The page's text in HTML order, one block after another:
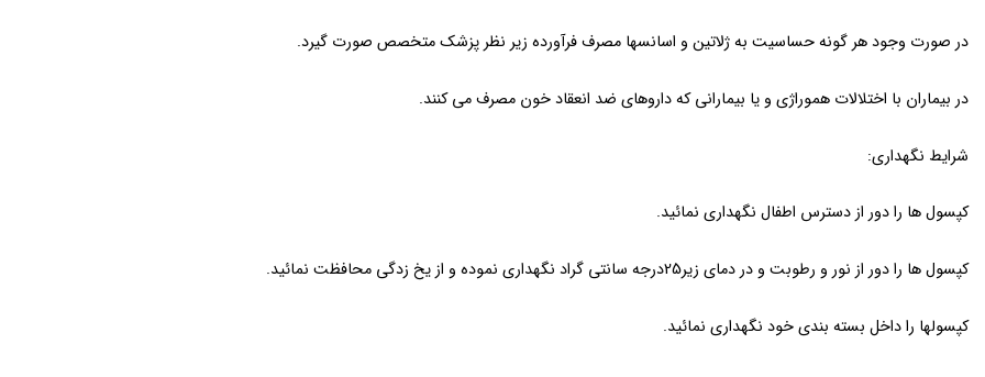
در صورت وجود هر گونه حساسیت به ژلاتین و اسانسها مصرف فرآورده زیر نظر پزشک متخصص صورت گیرد.
در بیماران با اختلالات هموراژی و یا بیمارانی که داروهای ضد انعقاد خون مصرف می کنند.
شرایط نگهداری:
کپسول ها را دور از دسترس اطفال نگهداری نمائید.
کپسول ها را دور از نور و رطوبت و در دمای زیر­25­­درجه سانتی گراد نگهداری نموده و از یخ زدگی محافظت نمائید.
کپسولها را داخل بسته بندی خود نگهداری نمائید.